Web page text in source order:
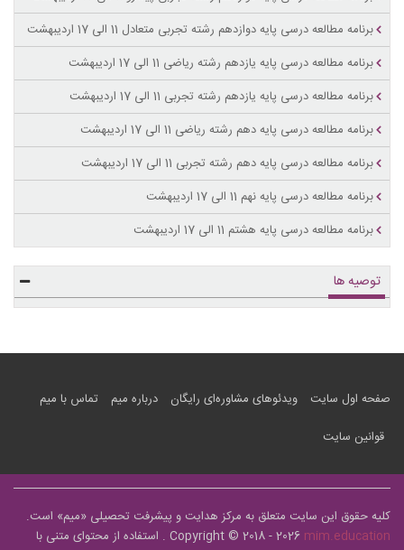
برنامه مطالعه درسی پایه دوازدهم رشته تجربی متعادل 11 الی 17 اردیبهشت
برنامه مطالعه درسی پایه یازدهم رشته ریاضی 11 الی 17 اردیبهشت
برنامه مطالعه درسی پایه یازدهم رشته تجربی 11 الی 17 اردیبهشت
برنامه مطالعه درسی پایه دهم رشته ریاضی 11 الی 17 اردیبهشت
برنامه مطالعه درسی پایه دهم رشته تجربی 11 الی 17 اردیبهشت
برنامه مطالعه درسی پایه نهم 11 الی 17 اردیبهشت
برنامه مطالعه درسی پایه هشتم 11 الی 17 اردیبهشت
توصیه ها
صفحه اول سایت ویدئوهای مشاوره‌ای رایگان درباره میم
تماس با میم
قوانین سایت
کلیه حقوق این سایت متعلق به مرکز هدایت و پیشرفت تحصیلی «میم» است.
Copyright © 2018 - 2026 mim.education
. استفاده از محتوای متنی با